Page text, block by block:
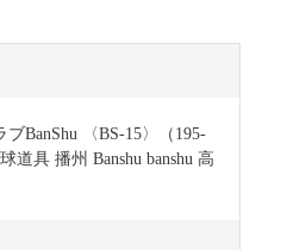
BanShu 〈BS-15〉（195-
具 播州 Banshu banshu 高